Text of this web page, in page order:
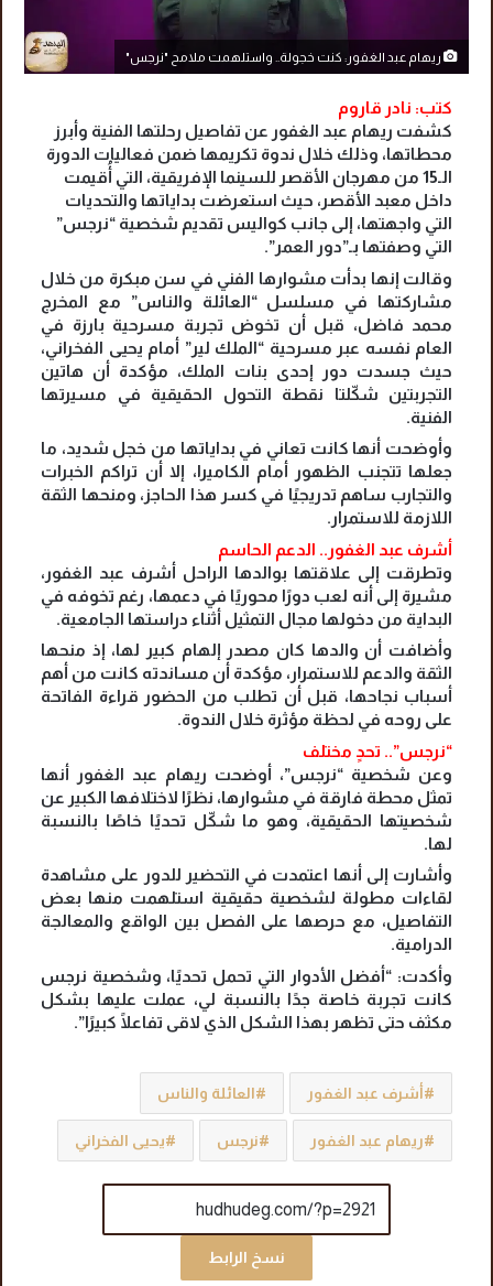
ريهام عبد الغفور: كنت خجولة.. واستلهمت ملامح "نرجس"
كتب: نادر قاروم
كشفت ريهام عبد الغفور عن تفاصيل رحلتها الفنية وأبرز
محطاتها، وذلك خلال ندوة تكريمها ضمن فعاليات الدورة
الـ15 من مهرجان الأقصر للسينما الإفريقية، التي أُقيمت
داخل معبد الأقصر، حيث استعرضت بداياتها والتحديات
التي واجهتها، إلى جانب كواليس تقديم شخصية “نرجس”
التي وصفتها بـ”دور العمر”.
وقالت إنها بدأت مشوارها الفني في سن مبكرة من خلال
مشاركتها في مسلسل “العائلة والناس” مع المخرج
محمد فاضل، قبل أن تخوض تجربة مسرحية بارزة في
العام نفسه عبر مسرحية “الملك لير” أمام يحيى الفخراني،
حيث جسدت دور إحدى بنات الملك، مؤكدة أن هاتين
التجربتين شكّلتا نقطة التحول الحقيقية في مسيرتها
الفنية.
وأوضحت أنها كانت تعاني في بداياتها من خجل شديد، ما
جعلها تتجنب الظهور أمام الكاميرا، إلا أن تراكم الخبرات
والتجارب ساهم تدريجيًا في كسر هذا الحاجز، ومنحها الثقة
اللازمة للاستمرار.
أشرف عبد الغفور.. الدعم الحاسم
وتطرقت إلى علاقتها بوالدها الراحل أشرف عبد الغفور،
مشيرة إلى أنه لعب دورًا محوريًا في دعمها، رغم تخوفه في
البداية من دخولها مجال التمثيل أثناء دراستها الجامعية.
وأضافت أن والدها كان مصدر إلهام كبير لها، إذ منحها
الثقة والدعم للاستمرار، مؤكدة أن مساندته كانت من أهم
أسباب نجاحها، قبل أن تطلب من الحضور قراءة الفاتحة
على روحه في لحظة مؤثرة خلال الندوة.
“نرجس”.. تحدٍ مختلف
وعن شخصية “نرجس”، أوضحت ريهام عبد الغفور أنها
تمثل محطة فارقة في مشوارها، نظرًا لاختلافها الكبير عن
شخصيتها الحقيقية، وهو ما شكّل تحديًا خاصًا بالنسبة
لها.
وأشارت إلى أنها اعتمدت في التحضير للدور على مشاهدة
لقاءات مطولة لشخصية حقيقية استلهمت منها بعض
التفاصيل، مع حرصها على الفصل بين الواقع والمعالجة
الدرامية.
وأكدت: “أفضل الأدوار التي تحمل تحديًا، وشخصية نرجس
كانت تجربة خاصة جدًا بالنسبة لي، عملت عليها بشكل
مكثف حتى تظهر بهذا الشكل الذي لاقى تفاعلًا كبيرًا”.
أشرف عبد الغفور العائلة والناس
ريهام عبد الغفور نرجس يحيى الفخراني
نسخ الرابط